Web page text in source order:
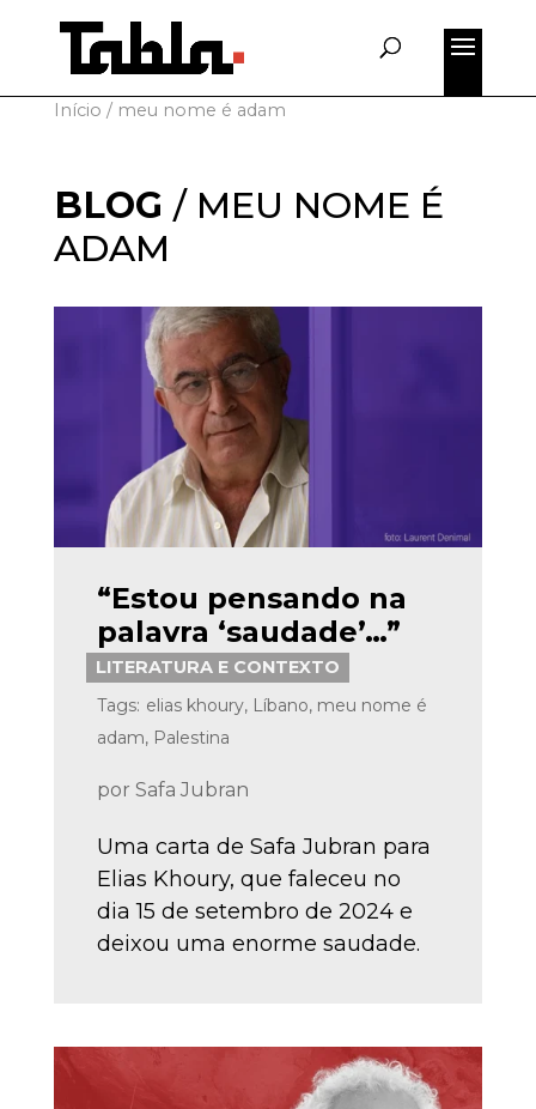
Início / meu nome é adam
BLOG / MEU NOME É
ADAM
“Estou pensando na
palavra ‘saudade’…”
LITERATURA E CONTEXTO
Tags: elias khoury, Líbano, meu nome é
adam, Palestina
por Safa Jubran
Uma carta de Safa Jubran para
Elias Khoury, que faleceu no
dia 15 de setembro de 2024 e
deixou uma enorme saudade.